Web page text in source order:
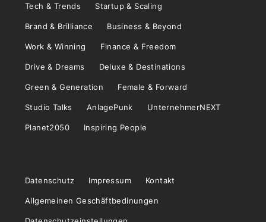
Tech & Trends Startup & Scaling
Brand & Brilliance Business & Beyond
Work & Winning Finance & Freedom
Drive & Dreams Deluxe & Destinations
Green & Generation Female & Forward
Studio Talks AnlagePunk UnternehmerNEXT
Planet2050 Inspiring People
Datenschutz Impressum Kontakt
Allgemeinen Geschäftbedinungen